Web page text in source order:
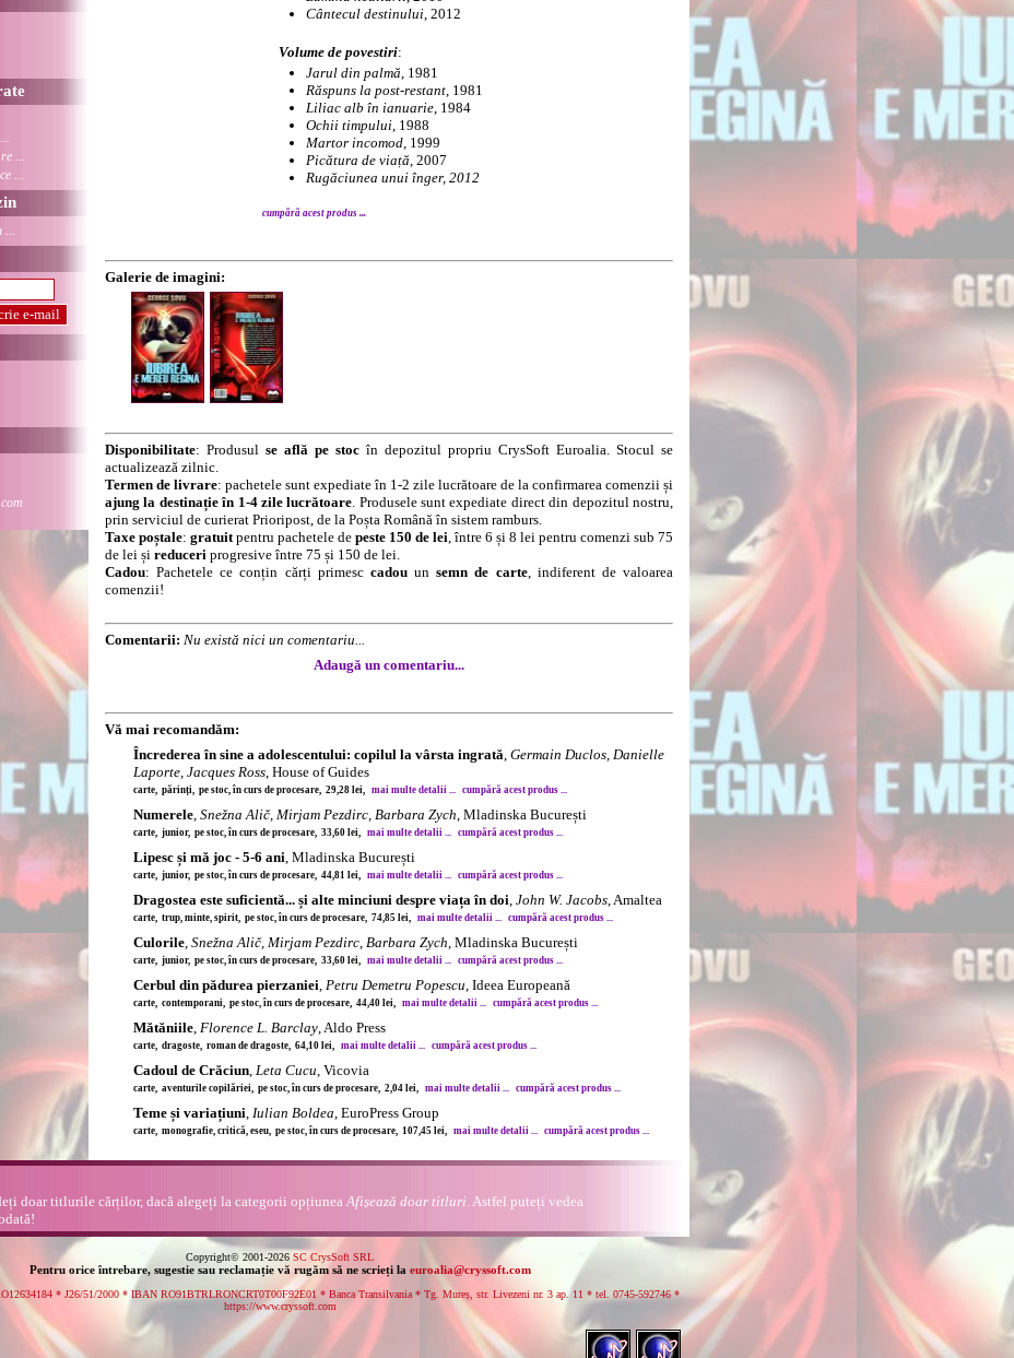
...
...
...
Cântecul destinului, 2012
Volume de povestiri:
Jarul din palmă, 1981
Răspuns la post-restant, 1981
Liliac alb în ianuarie, 1984
Ochii timpului, 1988
Martor incomod, 1999
Picătura de viață, 2007
Rugăciunea unui înger, 2012
cumpără acest produs ...
Galerie de imagini:
Disponibilitate: Produsul se află pe stoc în depozitul propriu CrysSoft Euroalia. Stocul se
actualizează zilnic.
Termen de livrare: pachetele sunt expediate în 1-2 zile lucrătoare de la confirmarea comenzii și
ajung la destinație în 1-4 zile lucrătoare. Produsele sunt expediate direct din depozitul nostru,
prin serviciul de curierat Prioripost, de la Poșta Română în sistem ramburs.
Taxe poștale: gratuitpentru pachetele de peste 150 de lei, între 6 și 8 lei pentru comenzi sub 75
de lei și reduceri progresive între 75 și 150 de lei.
Cadou: Pachetele ce conțin cărți primesc cadouunsemn de carte, indiferent de valoarea
comenzii!
Comentarii: Nu există nici un comentariu...
Adaugă un comentariu...
Vă mai recomandăm:
Încrederea în sine a adolescentului: copilul la vârsta ingrată, Germain Duclos, Danielle
Laporte, Jacques Ross, House of Guides
carte, părinți, pe stoc, în curs de procesare, 29,28 lei, mai multe detalii ... cumpără acest produs ...
Numerele, Snežna Alič, Mirjam Pezdirc, Barbara Zych, Mladinska București
carte, junior, pe stoc, în curs de procesare, 33,60 lei, mai multe detalii ... cumpără acest produs ...
Lipesc și mă joc - 5-6 ani, Mladinska București
carte, junior, pe stoc, în curs de procesare, 44,81 lei, mai multe detalii ... cumpără acest produs ...
Dragostea este suficientă... și alte minciuni despre viața în doi, John W. Jacobs, Amaltea
carte, trup, minte, spirit, pe stoc, în curs de procesare, 74,85 lei, mai multe detalii ... cumpără acest produs ...
Culorile, Snežna Alič, Mirjam Pezdirc, Barbara Zych, Mladinska București
carte, junior, pe stoc, în curs de procesare, 33,60 lei, mai multe detalii ... cumpără acest produs ...
Cerbul din pădurea pierzaniei, Petru Demetru Popescu, Ideea Europeană
carte, contemporani, pe stoc, în curs de procesare, 44,40 lei, mai multe detalii ... cumpără acest produs ...
Mătăniile, Florence L. Barclay, Aldo Press
carte, dragoste, roman de dragoste, 64,10 lei, mai multe detalii ... cumpără acest produs ...
Cadoul de Crăciun, Leta Cucu, Vicovia
carte, aventurile copilăriei, pe stoc, în curs de procesare, 2,04 lei, mai multe detalii ... cumpără acest produs ...
Teme și variațiuni, Iulian Boldea, EuroPress Group
carte, monografie, critică, eseu, pe stoc, în curs de procesare, 107,45 lei, mai multe detalii ... cumpără acest produs ...
doar titlurile cărților, dacă alegeți la categorii opțiuneaAfișează doar titluri. Astfel puteți vedea
Copyright© 2001-2026 SC CrysSoft SRL
Pentru orice întrebare, sugestie sau reclamație vă rugăm să ne scrieți la euroalia@cryssoft.com
* J26/51/2000 * IBAN RO91BTRLRONCRT0T00F92E01 * Banca Transilvania * Tg. Mureș, str. Livezeni nr. 3 ap. 11 * tel. 0745-592746 *
https://www.cryssoft.com